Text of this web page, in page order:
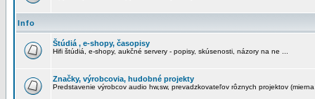
Info
Štúdiá , e-shopy, časopisy
Hifi štúdiá, e-shopy, aukčné servery - popisy, skúsenosti, názory na ne ...
Značky, výrobcovia, hudobné projekty
Predstavenie výrobcov audio hw,sw, prevadzkovateľov rôznych projektov